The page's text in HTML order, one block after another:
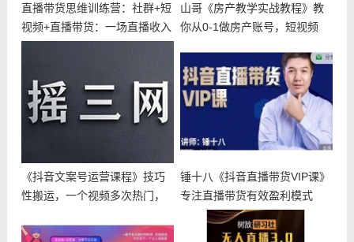
直播带货思维训练营：社群+短
视频+直播带货：一场直播收入
10
山哥《房产教学实战教程》教
你从0-1做房产账号，短视频
《抖音文案号运营课程》技巧
性搬运，一个视频多次热门，
锤十八《抖音直播带货VIP课》
专注直播带货有效盈利模式